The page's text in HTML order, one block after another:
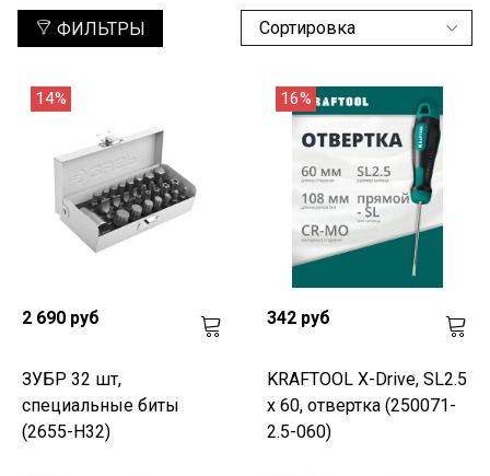
ФИЛЬТРЫ
14%
2 690 руб
ЗУБР 32 шт,
специальные биты
(2655-H32)
16%
342 руб
KRAFTOOL Х-Drive, SL2.5
x 60, отвертка (250071-
2.5-060)